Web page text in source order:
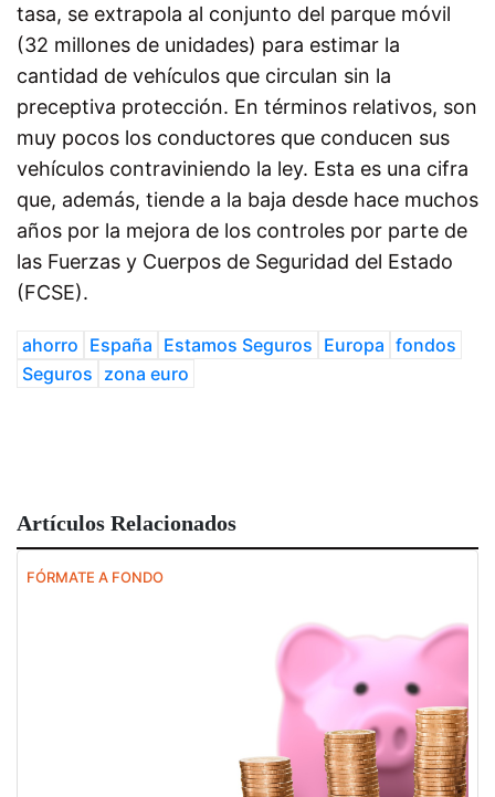
tasa, se extrapola al conjunto del parque móvil
(32 millones de unidades) para estimar la
cantidad de vehículos que circulan sin la
preceptiva protección. En términos relativos, son
muy pocos los conductores que conducen sus
vehículos contraviniendo la ley. Esta es una cifra
que, además, tiende a la baja desde hace muchos
años por la mejora de los controles por parte de
las Fuerzas y Cuerpos de Seguridad del Estado
(FCSE).
ahorro España Estamos Seguros Europa fondos
Seguros zona euro
Artículos Relacionados
FÓRMATE A FONDO